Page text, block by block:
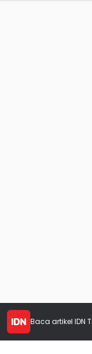
Baca artikel IDN